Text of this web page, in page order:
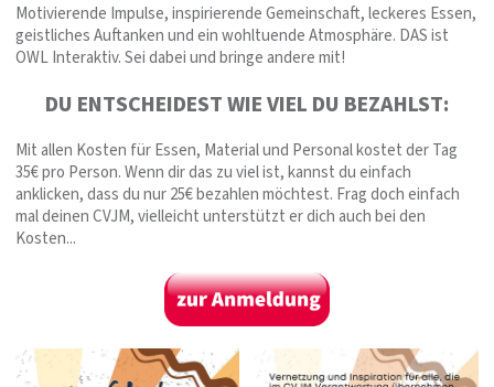
Motivierende Impulse, inspirierende Gemeinschaft, leckeres Essen,
geistliches Auftanken und ein wohltuende Atmosphäre. DAS ist
OWL Interaktiv. Sei dabei und bringe andere mit!
DU ENTSCHEIDEST WIE VIEL DU BEZAHLST:
Mit allen Kosten für Essen, Material und Personal kostet der Tag
35€ pro Person. Wenn dir das zu viel ist, kannst du einfach
anklicken, dass du nur 25€ bezahlen möchtest. Frag doch einfach
mal deinen CVJM, vielleicht unterstützt er dich auch bei den
Kosten...